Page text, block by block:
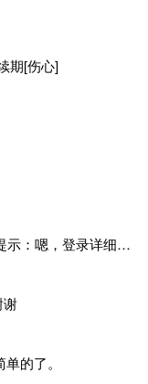
期[伤心]
站长，许久没有登陆面板，登录提示：嗯，登录详细信息似乎不正确。请重试。 网站还可以正常使用。如果是密码问题请帮忙重置一下密码。谢谢。订单号：97790，账号：aa20210950。 站长，提交了工单，你回复续期成功，不过我的问题是面部登陆信息有问题，一直是初始密码，现在无法登陆，有时间麻烦排查一下。
谢
的了。